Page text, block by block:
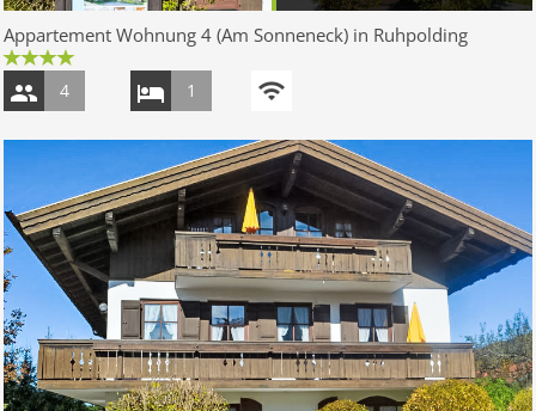
Appartement Wohnung 4 (Am Sonneneck) in Ruhpolding
4 1